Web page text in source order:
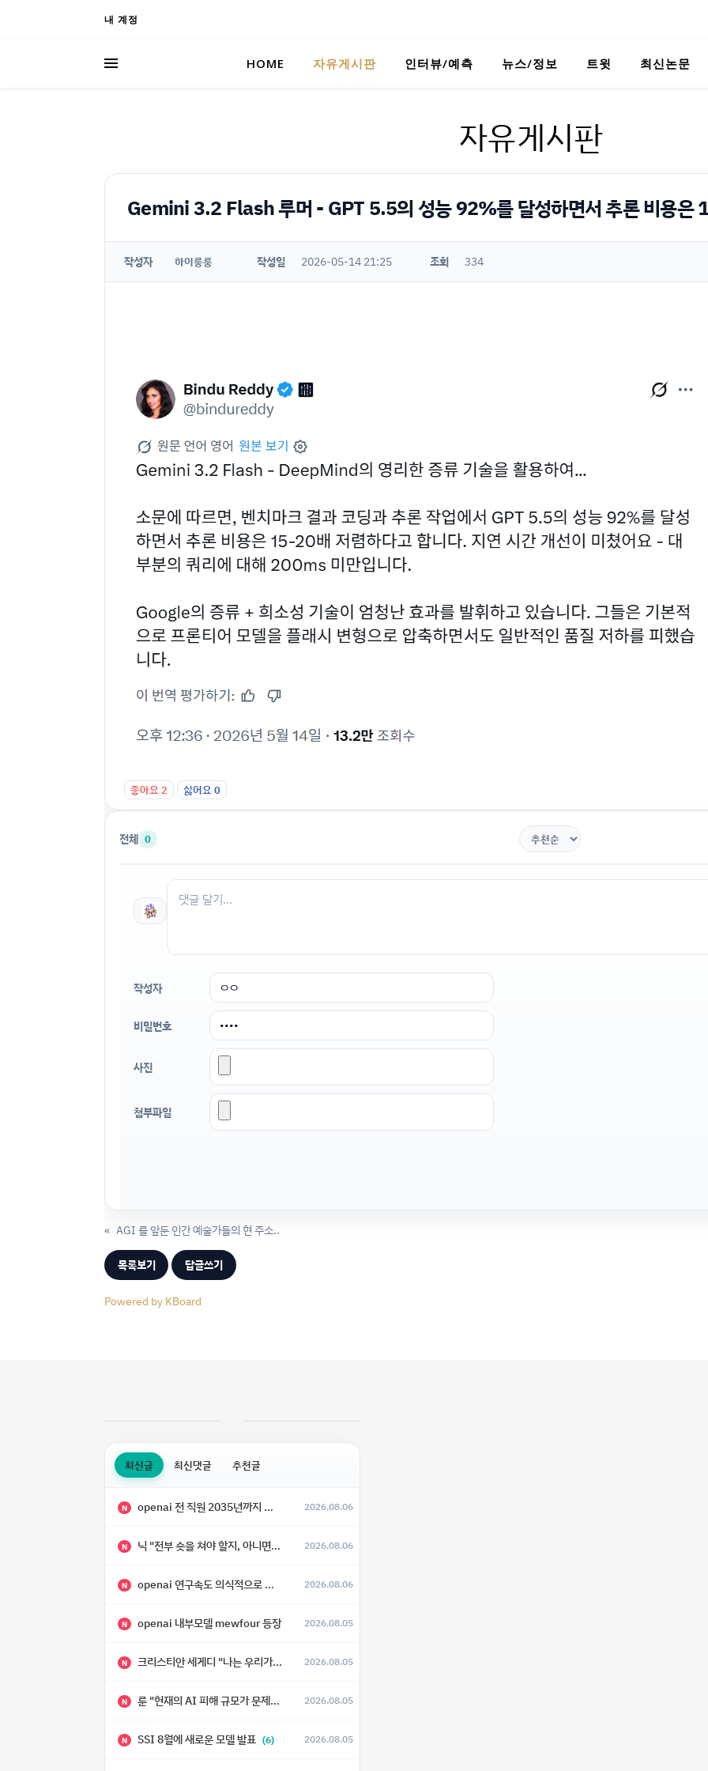
내 계정
HOME 자유게시판 인터뷰/예측 뉴스/정보 트윗 최신논문
자유게시판
Gemini 3.2 Flash 루머 - GPT 5.5의 성능 92%를 달성하면서 추론 비용은
작성자 하이룽룽 작성일 2026-05-14 21:25 조회 334
좋아요2 싫어요0
전체 0
작성자
비밀번호
사진
첨부파일
« AGI 를 앞둔 인간 예술가들의 현 주소..
목록보기 답글쓰기
Powered by KBoard
최신글 최신댓글 추천글
N openai 전 직원 2035년까지 텔레파시가 어떻게 생길 수 있는지 2026.08.06
N 닉 "전부 숏을 쳐야 할지, 아니면 특이점이 오니까 전부 롱을 쳐야 할지 모르겠다.” 2026.08.06
N openai 연구속도 의식적으로 늦추고 있다 2026.08.06
N openai 내부모델 mewfour 등장 2026.08.05
N 크리스티안 세게디 "나는 우리가 "Fuck!!" 단계를 피할 수 있기를 바랄 뿐" 2026.08.05
N 룬 "현재의 AI 피해 규모가 문제가 아니라, 자기복제·탈출·확산이 가능한 지능형 시스템의 피해에는 이론적으로 상한이 없다는 것이 문제" 2026.08.05
N SSI 8월에 새로운 모델 발표 (6) 2026.08.05